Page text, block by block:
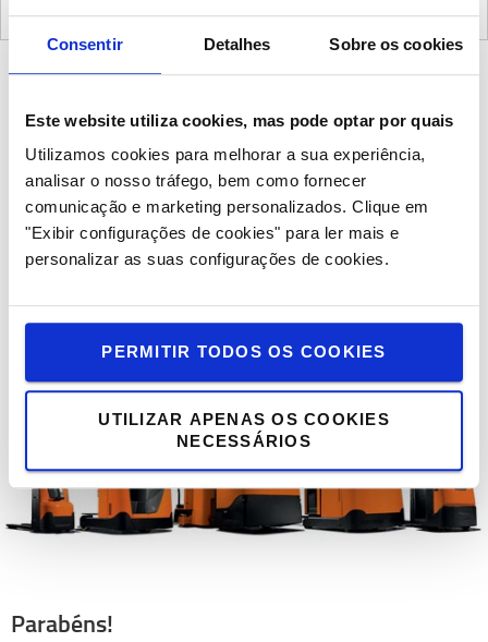
Consentir Detalhes Sobre os cookies
Este website utiliza cookies, mas pode optar por quais
Utilizamos cookies para melhorar a sua experiência,
analisar o nosso tráfego, bem como fornecer
comunicação e marketing personalizados. Clique em
"Exibir configurações de cookies" para ler mais e
personalizar as suas configurações de cookies.
PERMITIR TODOS OS COOKIES
UTILIZAR APENAS OS COOKIES
NECESSÁRIOS
4. Sumário
Se recebeu um código promocional nosso, basta digitar o
seu código e pressionar "Aplicar código". O preço será
atualizado.
Conclua o processo de checkout em quatro etapas.
4º Passo. Entrega
Parabéns!